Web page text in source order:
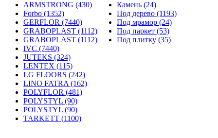
ARMSTRONG (430)
Forbo (1352)
GERFLOR (7440)
GRABOPLAST (1112)
GRABOPLAST (1112)
IVC (7440)
JUTEKS (324)
LENTEX (115)
LG FLOORS (242)
LINO FATRA (162)
POLYFLOR (481)
POLYSTYL (90)
POLYSTYL (90)
TARKETT (1100)
Камень (24)
Под дерево (1193)
Под мрамор (24)
Под паркет (53)
Под плитку (35)